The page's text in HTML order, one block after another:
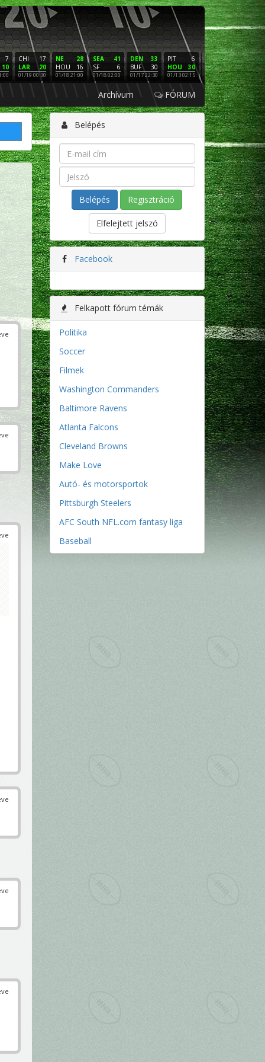
7
10
17
CHI
20
LAR
01/19 00:30
28
NE
16
HOU
01/18 21:00
41
SEA
6
SF
01/18 02:00
33
DEN
30
BUF
01/17 22:30
6
PIT
30
HOU
01/13 02:15
16
NE
3
LAC
01/12 02:00
PHI
SF
01/11
Archívum FÓRUM
Belépés
Regisztráció
Elfelejtett jelszó
Facebook
Felkapott fórum témák
Politika
Soccer
Filmek
Washington Commanders
Baltimore Ravens
Atlanta Falcons
Cleveland Browns
Make Love
Autó- és motorsportok
Pittsburgh Steelers
AFC South NFL.com fantasy liga
Baseball